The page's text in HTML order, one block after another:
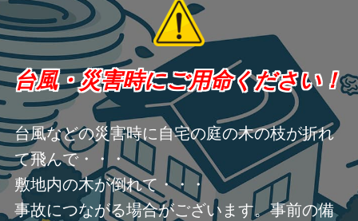
台風・災害時にご用命ください！
台風などの災害時に自宅の庭の木の枝が折れ
て飛んで・・・
敷地内の木が倒れて・・・
事故につながる場合がございます。事前の備